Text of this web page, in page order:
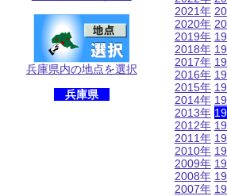
兵庫県内の地点を選択
兵庫県
2021年
2020年
2019年
2018年
2017年
2016年
2015年
2014年
2013年
2012年
2011年
2010年
2009年
2008年
2007年